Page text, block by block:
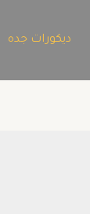
ديكورات جده